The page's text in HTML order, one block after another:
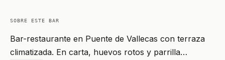
SOBRE ESTE BAR
Bar-restaurante en Puente de Vallecas con terraza
climatizada. En carta, huevos rotos y parrilla…